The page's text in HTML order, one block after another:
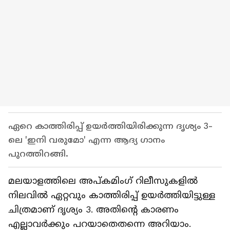
ഏറെ കാത്തിരിപ്പ് ഉയര്‍ത്തിയിരിക്കുന്ന ദൃശ്യം 3-
ലെ 'ഇനി വരുമോ' എന്ന ആദ്യ ഗാനം
പുറത്തിറങ്ങി.
മലയാളത്തിലെ അപ്കമിംഗ് റിലീസുകളില്‍
നിലവില്‍ ഏറ്റവും കാത്തിരിപ്പ് ഉയര്‍ത്തിയിട്ടുള്ള
ചിത്രമാണ് ദൃശ്യം 3. അതിന്‍റെ കാരണം
എല്ലാവര്‍ക്കും പറയാതെതന്നെ അറിയാം.